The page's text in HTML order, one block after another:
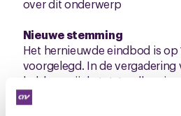
over dit onderwerp
Nieuwe stemming
Het hernieuwde eindbod is
voorgelegd. In de vergadering
hebben wij de totstandkoming
eindbod besproken. Hier werd
ingegaan op de verplichte